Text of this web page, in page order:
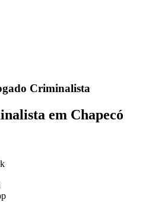
Criminalista
em Chapecó